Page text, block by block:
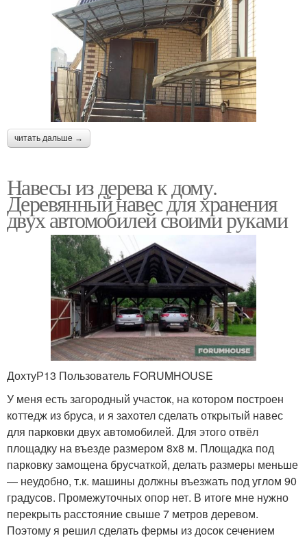
читать дальше →
Навесы из дерева к дому.
Деревянный навес для хранения
двух автомобилей своими руками
ДохтуР13 Пользователь FORUMHOUSE
У меня есть загородный участок, на котором построен
коттедж из бруса, и я захотел сделать открытый навес
для парковки двух автомобилей. Для этого отвёл
площадку на въезде размером 8х8 м. Площадка под
парковку замощена брусчаткой, делать размеры меньше
— неудобно, т.к. машины должны въезжать под углом 90
градусов. Промежуточных опор нет. В итоге мне нужно
перекрыть расстояние свыше 7 метров деревом.
Поэтому я решил сделать фермы из досок сечением